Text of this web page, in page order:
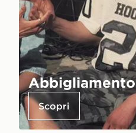
Abbigliamento
Scopri